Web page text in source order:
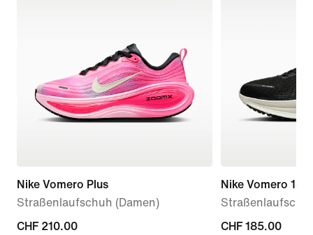
Nike Vomero Plus
Straßenlaufschuh (Damen)
CHF 210.00
CHF 210.00
Nike Vomero 18
CHF 185.00
CHF 185.00